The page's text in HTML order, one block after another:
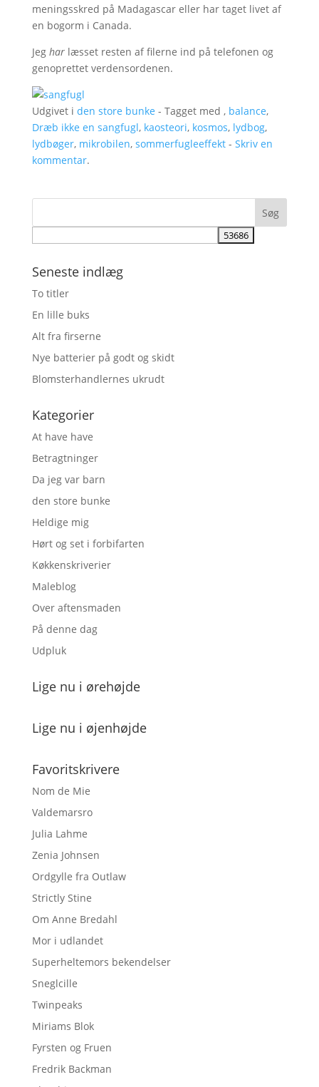
meningsskred på Madagascar eller har taget livet af
en bogorm i Canada.
Jeg harlæsset resten af filerne ind på telefonen og
genoprettet verdensordenen.
Udgivet i den store bunke - Tagget med , balance,
Dræb ikke en sangfugl, kaosteori, kosmos, lydbog,
lydbøger, mikrobilen, sommerfugleeffekt- Skriv en
kommentar.
Seneste indlæg
To titler
En lille buks
Alt fra firserne
Nye batterier på godt og skidt
Blomsterhandlernes ukrudt
Kategorier
At have have
Betragtninger
Da jeg var barn
den store bunke
Heldige mig
Hørt og set i forbifarten
Køkkenskriverier
Maleblog
Over aftensmaden
På denne dag
Udpluk
Lige nu i ørehøjde
Lige nu i øjenhøjde
Favoritskrivere
Nom de Mie
Valdemarsro
Julia Lahme
Zenia Johnsen
Ordgylle fra Outlaw
Strictly Stine
Om Anne Bredahl
Mor i udlandet
Superheltemors bekendelser
Sneglcille
Twinpeaks
Miriams Blok
Fyrsten og Fruen
Fredrik Backman